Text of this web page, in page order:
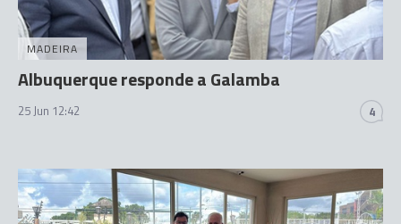
MADEIRA
Albuquerque responde a Galamba
25 Jun 12:42 4